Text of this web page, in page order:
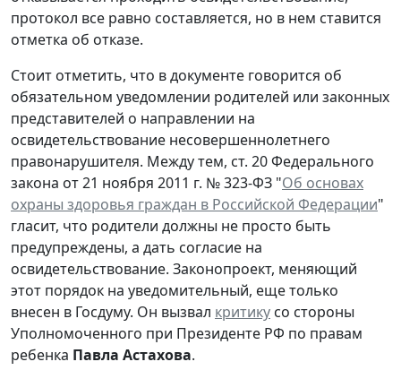
протокол все равно составляется, но в нем ставится
отметка об отказе.
Стоит отметить, что в документе говорится об
обязательном уведомлении родителей или законных
представителей о направлении на
освидетельствование несовершеннолетнего
правонарушителя. Между тем, ст. 20 Федерального
закона от 21 ноября 2011 г. № 323-ФЗ "Об основах
охраны здоровья граждан в Российской Федерации"
гласит, что родители должны не просто быть
предупреждены, а дать согласие на
освидетельствование. Законопроект, меняющий
этот порядок на уведомительный, еще только
внесен в Госдуму. Он вызвал критику со стороны
Уполномоченного при Президенте РФ по правам
ребенка Павла Астахова.